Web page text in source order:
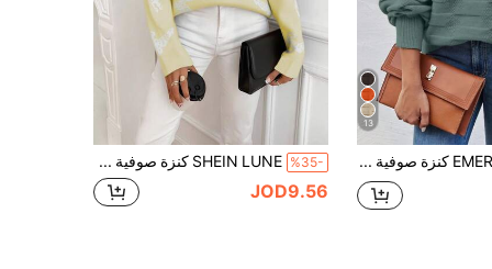
13
EMERY ROSE كنزة صوفية بياقة طاقم أكمام طويلة لون سادة بسيطة، ملابس كاجوال للارتداء اليومي، ملابس علوية أكمام طويلة، بلوزة محبوكة للخريف والشتاء %35- SHEIN LUNE كنزة صوفية كاجوال للنساء بنمط النمر، خريف/شتاء
JOD9.56